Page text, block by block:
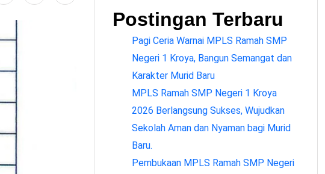
Postingan Terbaru
Pagi Ceria Warnai MPLS Ramah SMP
Negeri 1 Kroya, Bangun Semangat dan
Karakter Murid Baru
MPLS Ramah SMP Negeri 1 Kroya
2026 Berlangsung Sukses, Wujudkan
Sekolah Aman dan Nyaman bagi Murid
Baru.
Pembukaan MPLS Ramah SMP Negeri